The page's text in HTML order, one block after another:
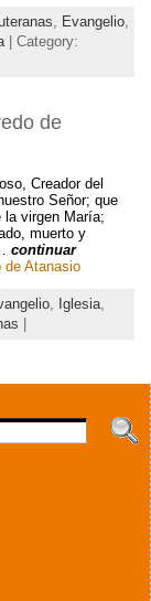
, Evangelio,
| Category:
de
Creador del
Señor; que
la virgen María;
muerto y
continuar
de Atanasio
Iglesia